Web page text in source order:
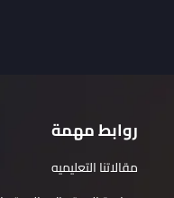
روابط مهمة
مقالاتنا التعليميه